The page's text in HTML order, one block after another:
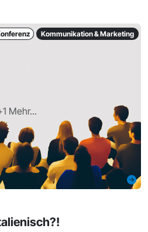
Mehr...
Kommunikation & Marketing